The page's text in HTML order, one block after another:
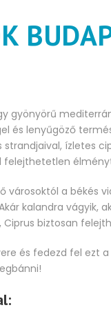
gyönyörű
és lenyűgöző
strandjaival, ízletes
felejthetetlen
városoktól a békés
kalandra vágyik,
Ciprus biztosan
és fedezd fel ezt